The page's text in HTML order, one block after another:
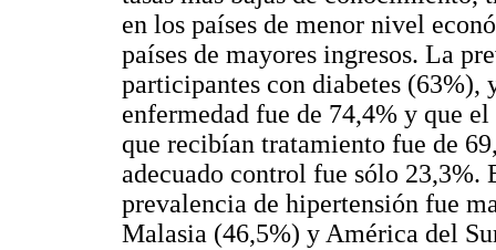
en los países de menor nivel
países de mayores ingresos. La
participantes con diabetes (63%),
enfermedad fue de 74,4% y que
que recibían tratamiento fue de
adecuado control fue sólo
prevalencia de hipertensión fue
Malasia (46,5%) y América del